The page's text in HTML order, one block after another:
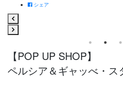
シェア
【POP UP SHOP】
ペルシア＆ギャッべ・ス